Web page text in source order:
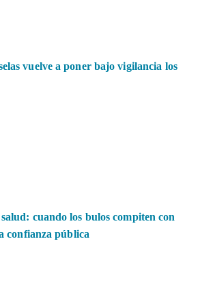
vuelve a poner bajo vigilancia los
cuando los bulos compiten con
confianza pública